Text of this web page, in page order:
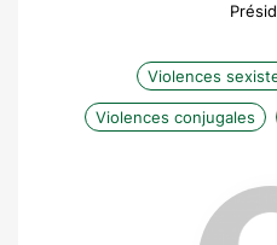
Violences
Violences conjugales